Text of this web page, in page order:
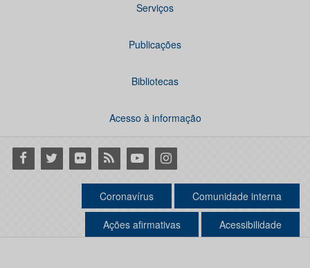
Serviços
Publicações
Bibliotecas
Acesso à informação
Facebook
Twitter Flickr RSS YoutubeInstagram
Coronavírus Comunidade interna
Ações afirmativas Acessibilidade